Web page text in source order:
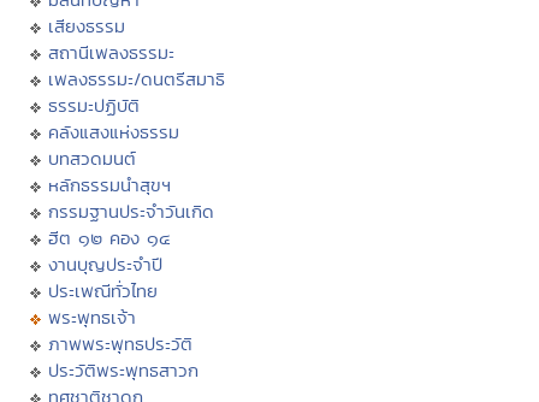
เสียงธรรม
สถานีเพลงธรรมะ
เพลงธรรมะ/ดนตรีสมาธิ
ธรรมะปฏิบัติ
คลังแสงแห่งธรรม
บทสวดมนต์
หลักธรรมนำสุขฯ
กรรมฐานประจำวันเกิด
ฮีต ๑๒ คอง ๑๔
งานบุญประจำปี
ประเพณีทั่วไทย
พระพุทธเจ้า
ภาพพระพุทธประวัติ
ประวัติพระพุทธสาวก
ทศชาติชาดก